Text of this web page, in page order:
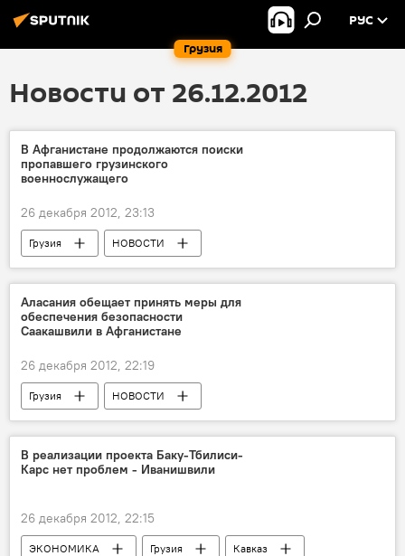
Грузия
РУС
Новости от 26.12.2012
В Афганистане продолжаются поиски
пропавшего грузинского
военнослужащего
26 декабря 2012, 23:13
Грузия НОВОСТИ
Аласания обещает принять меры для
обеспечения безопасности
Саакашвили в Афганистане
26 декабря 2012, 22:19
Грузия НОВОСТИ
В реализации проекта Баку-Тбилиси-
Карс нет проблем - Иванишвили
26 декабря 2012, 22:15
ЭКОНОМИКА Грузия
Кавказ